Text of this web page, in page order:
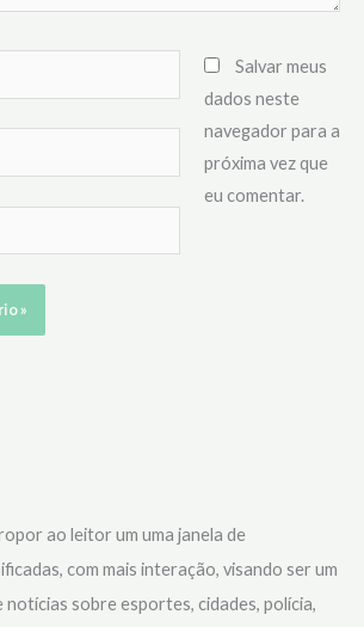
Salvar meus
dados neste
navegador para a
próxima vez que
eu comentar.
ao leitor um uma janela de
com mais interação, visando ser um
notícias sobre esportes, cidades, polícia,